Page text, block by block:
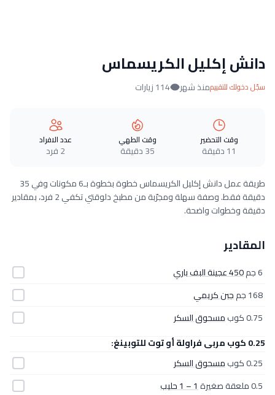
دانش إكليل الكريسماس
سجّل دخولك للتقييممنذ شهر 114 زيارات
وقت التحضير
11 دقيقة
وقت الطهي
35 دقيقة
عدد الافراد
2 فرد
طريقة عمل دانش إكليل الكريسماس خطوة بخطوة بـ6 مكونات وفي 35
دقيقة فقط. وصفة سهلة ومجرّبة من مطبخ دلوقتي تكفي 2 فرد، بمقادير
دقيقة وخطوات واضحة.
المقادير
6 جم
450 عجينة البف باري
168 جم
جبن كريمي
0.75 كوب
مسحوق السكر
0.25 كوب مربى فراولة أو توت للتوبينغ:
0.25 كوب
مسحوق السكر
0.5 ملعقة صغيرة
1 – 1 حليب